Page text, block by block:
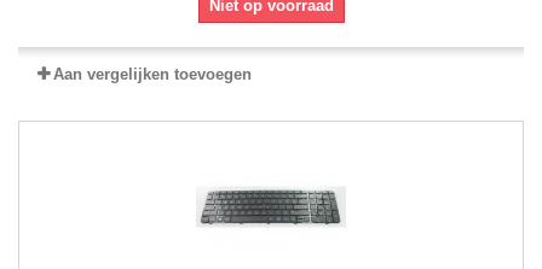
Niet op voorraad
Aan vergelijken toevoegen